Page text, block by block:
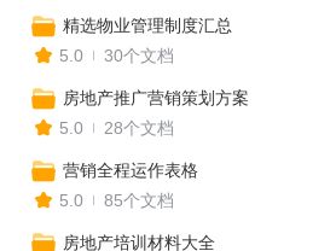
精选物业管理制度汇总
5.0
30个文档
房地产推广营销策划方案
5.0
28个文档
营销全程运作表格
5.0
85个文档
房地产培训材料大全